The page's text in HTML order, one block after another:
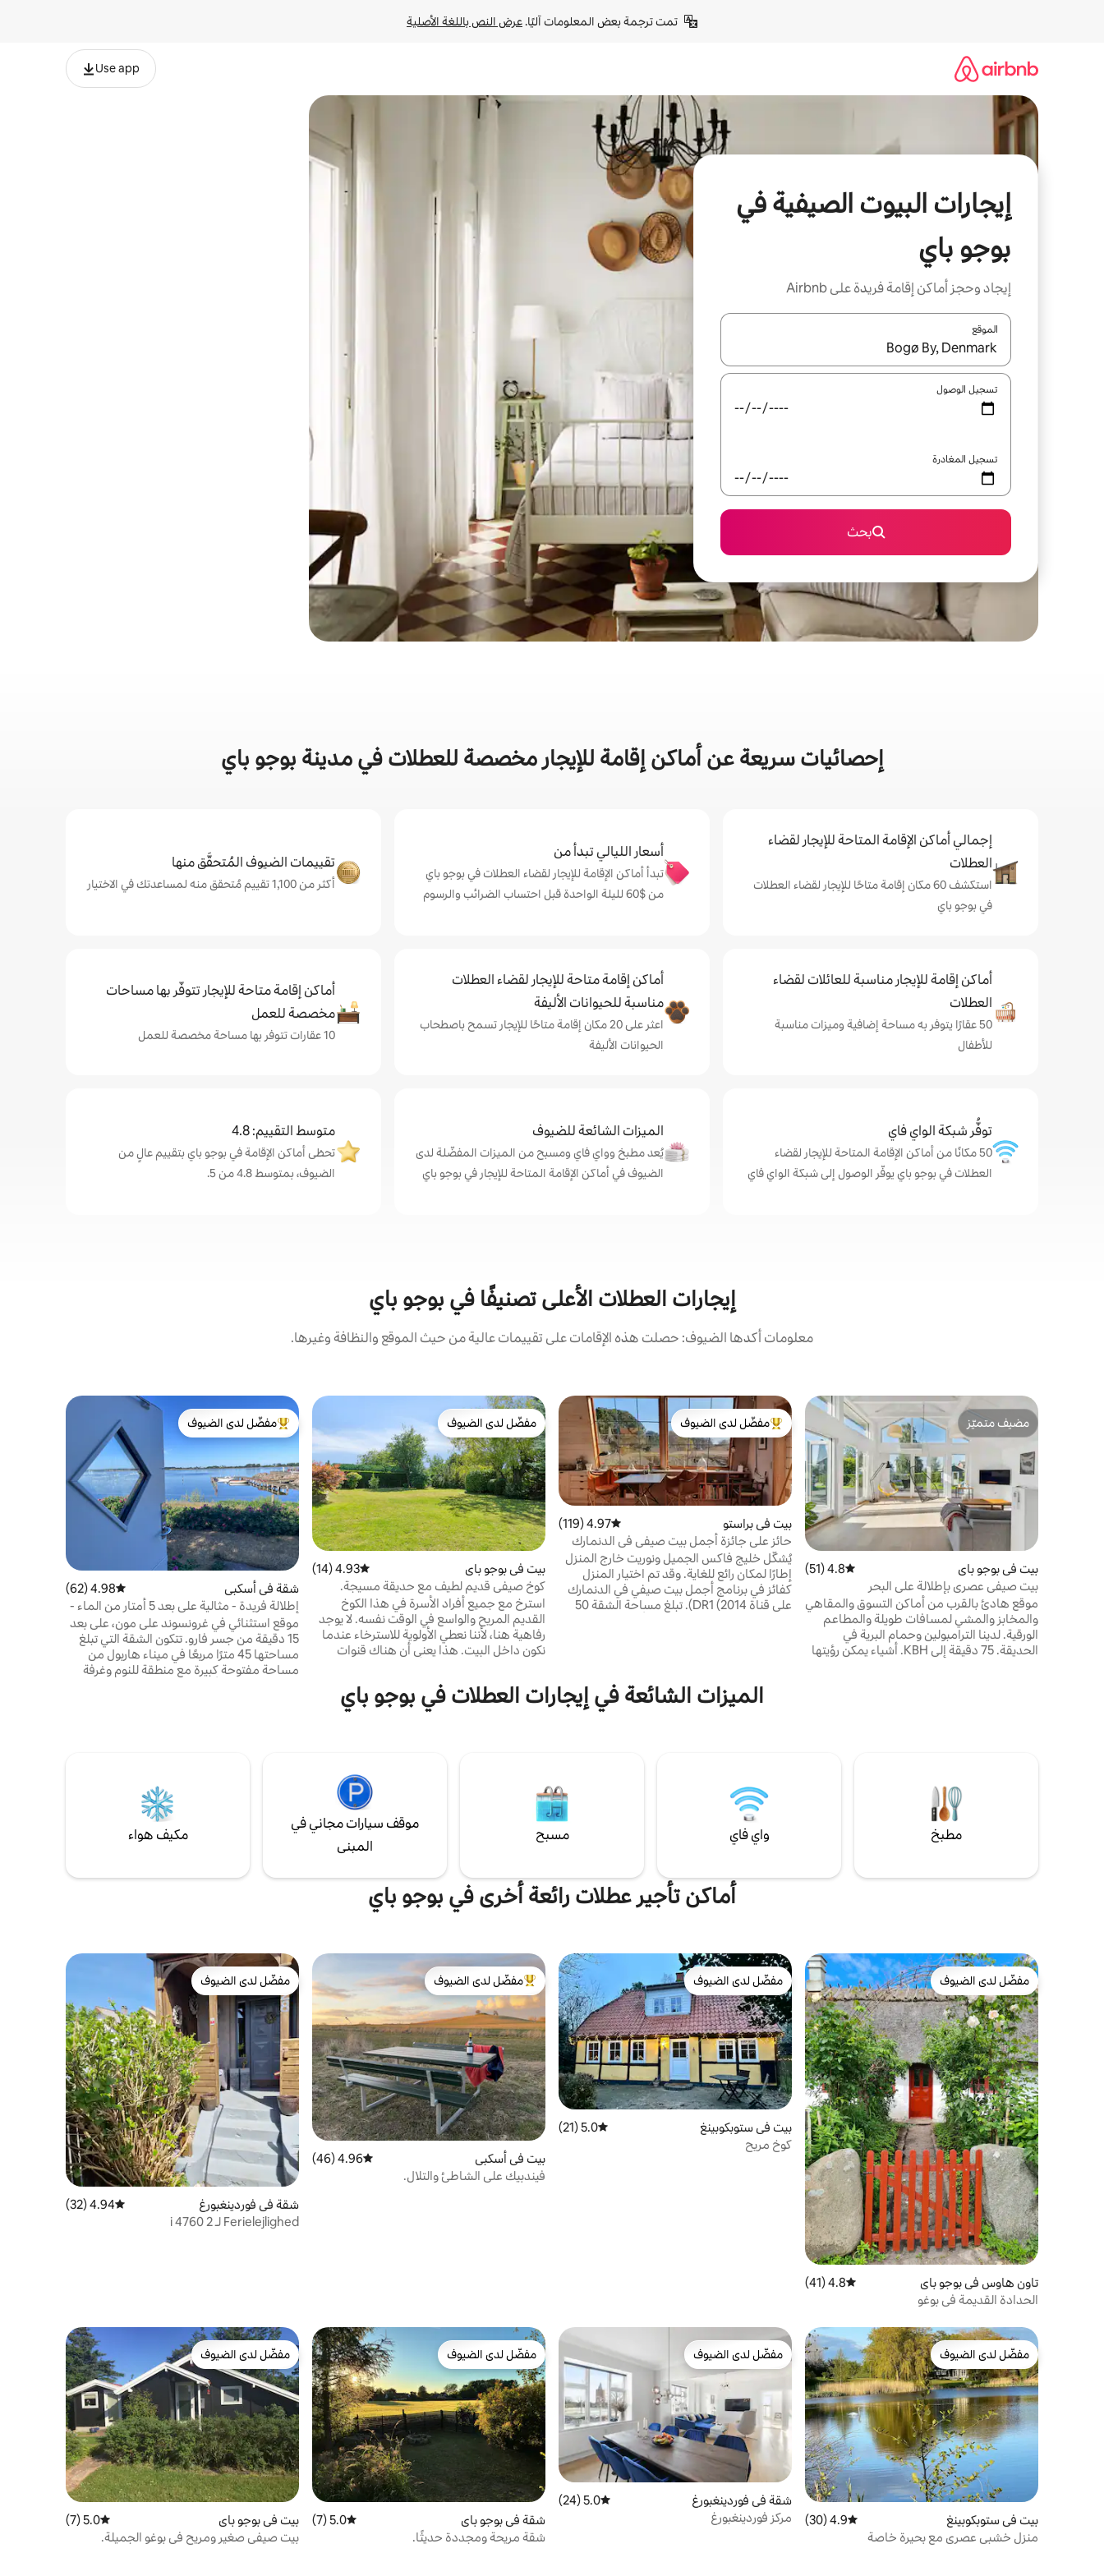
تمت ترجمة بعض المعلومات آليًا. عرض النص باللغة الأصلية
Use app
إيجارات البيوت الصيفية في
بوجو باي
إيجاد وحجز أماكن إقامة فريدة على Airbnb
الموقع
عند توفر النتائج، انتقل باستخدام السهمين لأعلى ولأسفل أو استكشف عن طريق اللمس أو السحب.
تسجيل الوصول
تسجيل المغادرة
بحث
إحصائيات سريعة عن أماكن إقامة للإيجار مخصصة للعطلات في مدينة بوجو باي
إجمالي أماكن الإقامة المتاحة للإيجار لقضاء
العطلات
استكشف 60 مكان إقامة متاحًا للإيجار لقضاء العطلات
في بوجو باي
أسعار الليالي تبدأ من
تبدأ أماكن الإقامة للإيجار لقضاء العطلات في بوجو باي
من $‏60 لليلة الواحدة قبل احتساب الضرائب والرسوم
تقييمات الضيوف المُتحقَّق منها
أكثر من 1,100 تقييم مُتحقق منه لمساعدتك في الاختيار
أماكن إقامة للإيجار مناسبة للعائلات لقضاء
العطلات
50 عقارًا يتوفر به مساحة إضافية وميزات مناسبة
للأطفال
أماكن إقامة متاحة للإيجار لقضاء العطلات
مناسبة للحيوانات الأليفة
اعثر على 20 مكان إقامة متاحًا للإيجار تسمح باصطحاب
الحيوانات الأليفة
أماكن إقامة متاحة للإيجار تتوفّر بها مساحات
مخصصة للعمل
10 عقارات تتوفر بها مساحة مخصصة للعمل
توفُّر شبكة الواي فاي
50 مكانًا من أماكن الإقامة المتاحة للإيجار لقضاء
العطلات في بوجو باي يوفّر الوصول إلى شبكة الواي فاي
الميزات الشائعة للضيوف
يُعد مطبخ وواي فاي ومسبح من الميزات المفضّلة لدى
الضيوف في أماكن الإقامة المتاحة للإيجار في بوجو باي
متوسط التقييم: 4.8
تحظى أماكن الإقامة في بوجو باي بتقييم عالٍ من
الضيوف، بمتوسط 4.8 من 5.
إيجارات العطلات الأعلى تصنيفًا في بوجو باي
معلومات أكدها الضيوف: حصلت هذه الإقامات على تقييمات عالية من حيث الموقع والنظافة وغيرها.
مضيف متميّز
مضيف متميّز
بيت في بوجو باي متوسط التقييم 4.8 من 5، 51 مراجعات
4.8 (51)
بيت صيفي عصري بإطلالة على البحر
موقع هادئ بالقرب من أماكن التسوق والمقاهي
والمخابز والمشي لمسافات طويلة والمطاعم
الورقية. لدينا الترامبولين وحمام البرية في
الحديقة. 75 دقيقة إلى KBH. أشياء يمكن رؤيتها
ألعاب أونو وألعاب الطاولة للأيام الممطرة.
من أبرز البيوت المفضّلة لدى الضيوف
مفضّل لدى الضيوف
بيت في براستو متوسط التقييم 4.97 من 5، 119 مراجعات
4.97 (119)
حائز على جائزة أجمل بيت صيفي في الدنمارك
لعام 2014
يُشكّل خليج فاكس الجميل ونوريت خارج المنزل
إطارًا لمكان رائع للغاية. وقد تم اختيار المنزل
كفائز في برنامج أجمل بيت صيفي في الدنمارك
على قناة DR1 (2014). تبلغ مساحة الشقة 50
رونكلينت والجزيرة الصغيرة الجميلة ماديرن، التي
يملكها قصر نيسو. 10 كم من براستو. وبالإضافة
إلى ذلك، فإن المناظر الطبيعية خلقت للتمشي
مفضّل لدى الضيوف
مفضّل لدى الضيوف
بيت في بوجو باي متوسط التقييم 4.93 من 5، 14 مراجعات
4.93 (14)
كوخ صيفي قديم لطيف مع حديقة مسيجة.
استرخ مع جميع أفراد الأسرة في هذا الكوخ
القديم المريح والواسع في الوقت نفسه. لا يوجد
رفاهية هنا، لأننا نعطي الأولوية للاسترخاء عندما
نكون داخل البيت. هذا يعني أن هناك قنوات
الألعاب في الخزانة 🎲 نحن نختبر مزود إنترنت
واحد. 🐕 🐕 كلابك مرحب بها أيضًا هنا. إذا كنت
تستخدم بطانية ومكنسة كهربائية بعد ذلك،
من أبرز البيوت المفضّلة لدى الضيوف
مفضّل لدى الضيوف
شقة في أسكبي متوسط التقييم 4.98 من 5، 62 مراجعات
4.98 (62)
إطلالة فريدة - مثالية على بعد 5 أمتار من الماء -
سماء داكنة
موقع استثنائي في غرونسوند على مون، على بعد
15 دقيقة من جسر فارو. تتكون الشقة التي تبلغ
مساحتها 45 مترًا مربعًا في ميناء هاربول من
مساحة مفتوحة كبيرة مع منطقة للنوم وغرفة
في الهدوء والمناظر الخلابة.
الميزات الشائعة في إيجارات العطلات في بوجو باي
مطبخ واي فاي مسبح
موقف سيارات مجاني في
المبنى
مكيف هواء
أماكن تأجير عطلات رائعة أخرى في بوجو باي
مفضّل لدى الضيوف
مفضّل لدى الضيوف
تاون هاوس في بوجو باي متوسط التقييم 4.8 من 5، 41 مراجعات
4.8 (41)
الحدادة القديمة في بوغو
مفضّل لدى الضيوف
مفضّل لدى الضيوف
بيت في ستوبكوبينغ متوسط التقييم 5.0 من 5، 21 مراجعات
5.0 (21)
كوخ مريح
من أبرز البيوت المفضّلة لدى الضيوف
مفضّل لدى الضيوف
بيت في أسكبي متوسط التقييم 4.96 من 5، 46 مراجعات
4.96 (46)
فيندبيك على الشاطئ والتلال.
مفضّل لدى الضيوف
مفضّل لدى الضيوف
شقة في فوردينغبورغ متوسط التقييم 4.94 من 5، 32 مراجعات
4.94 (32)
Ferielejlighed لـ 2 i 4760
مفضّل لدى الضيوف
مفضّل لدى الضيوف
بيت في ستوبكوبينغ متوسط التقييم 4.9 من 5، 30 مراجعات
4.9 (30)
منزل خشبي عصري مع بحيرة خاصة
مفضّل لدى الضيوف
مفضّل لدى الضيوف
شقة في فوردينغبورغ متوسط التقييم 5.0 من 5، 24 مراجعات
5.0 (24)
مركز فوردينغبورغ
مفضّل لدى الضيوف
مفضّل لدى الضيوف
شقة في بوجو باي متوسط التقييم 5.0 من 5، 7 مراجعات
5.0 (7)
شقة مريحة ومجددة حديثًا.
مفضّل لدى الضيوف
مفضّل لدى الضيوف
بيت في بوجو باي متوسط التقييم 5.0 من 5، 7 مراجعات
5.0 (7)
بيت صيفي صغير ومريح في بوغو الجميلة.